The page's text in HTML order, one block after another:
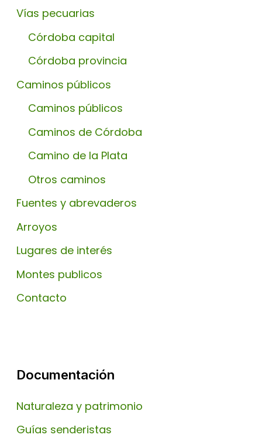
Vías pecuarias
Córdoba capital
Córdoba provincia
Caminos públicos
Caminos públicos
Caminos de Córdoba
Camino de la Plata
Otros caminos
Fuentes y abrevaderos
Arroyos
Lugares de interés
Montes publicos
Contacto
Documentación
Naturaleza y patrimonio
Guías senderistas